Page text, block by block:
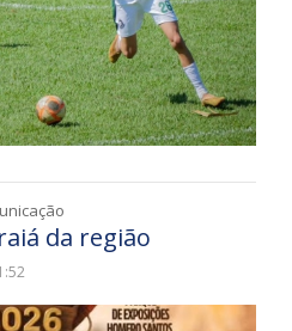
da região